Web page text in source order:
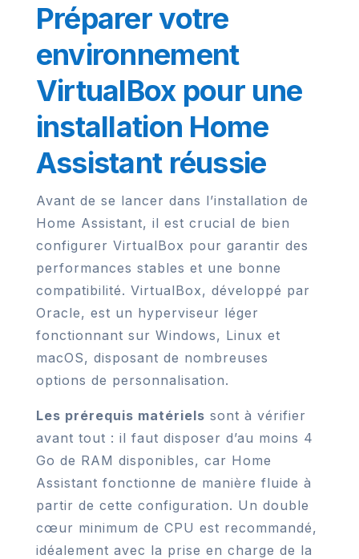
Préparer votre
environnement
VirtualBox pour une
installation Home
Assistant réussie
Avant de se lancer dans l’installation de
Home Assistant, il est crucial de bien
configurer VirtualBox pour garantir des
performances stables et une bonne
compatibilité. VirtualBox, développé par
Oracle, est un hyperviseur léger
fonctionnant sur Windows, Linux et
macOS, disposant de nombreuses
options de personnalisation.
Les prérequis matériels sont à vérifier
avant tout : il faut disposer d’au moins 4
Go de RAM disponibles, car Home
Assistant fonctionne de manière fluide à
partir de cette configuration. Un double
cœur minimum de CPU est recommandé,
idéalement avec la prise en charge de la